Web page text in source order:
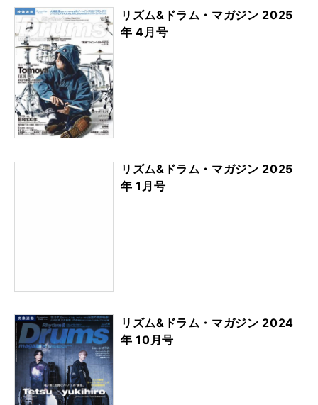
リズム&ドラム・マガジン 2025
年 4月号
リズム&ドラム・マガジン 2025
年 1月号
リズム&ドラム・マガジン 2024
年 10月号